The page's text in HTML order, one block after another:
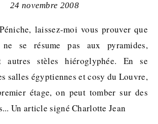
24 novembre 2008
se résume pas aux pyramides,
autres stèles hiéroglyphée. En se
salles égyptiennes et cosy du Louvre,
étage, on peut tomber sur des
Un article signé Charlotte Jean